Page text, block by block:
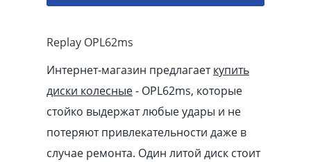
Replay OPL62ms
Интернет-магазин предлагаеткупить
диски колесные- OPL62ms, которые
стойко выдержат любые удары и не
потеряют привлекательности даже в
случае ремонта. Один литой диск стоит